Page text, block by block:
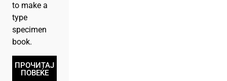
to make a
type
specimen
book.
ПРОЧИТАЈ
ПОВЕЌЕ